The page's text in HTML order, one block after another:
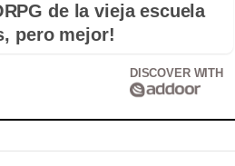
de la vieja escuela
pero mejor!
DISCOVER WITH